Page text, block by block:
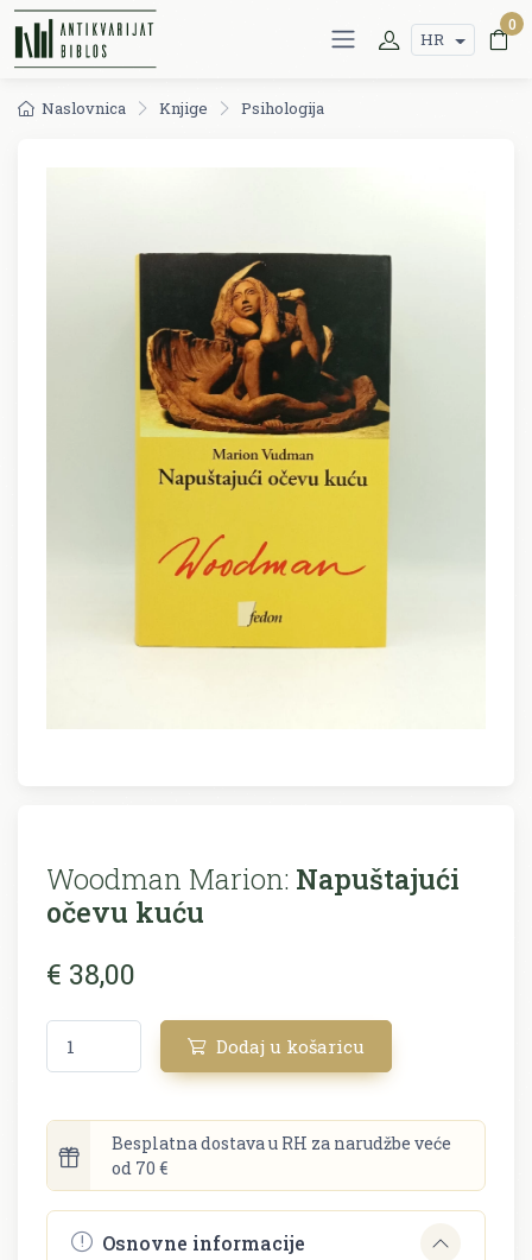
HR
0
Naslovnica Knjige Psihologija
Woodman Marion: Napuštajući
očevu kuću
€ 38,00
Dodaj u košaricu
Besplatna dostava u RH za narudžbe veće
od 70 €
Osnovne informacije